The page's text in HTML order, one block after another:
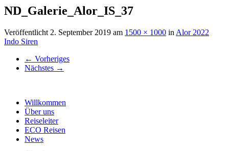
ND_Galerie_Alor_IS_37
Veröffentlicht 2. September 2019 am 1500 × 1000 in Alor 2022
Indo Siren
← Vorheriges
Nächstes →
Willkommen
Über uns
Reiseleiter
ECO Reisen
News